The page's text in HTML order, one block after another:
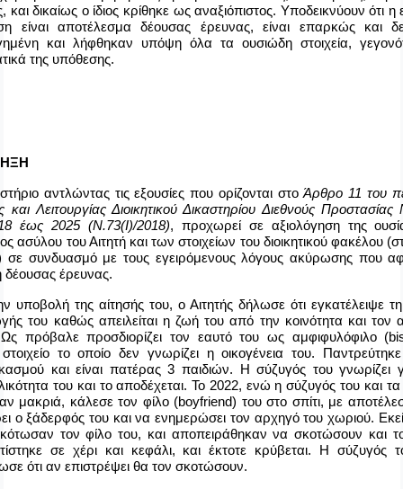
και δικαίως ο ίδιος κρίθηκε ως αναξιόπιστος. Υποδεικνύουν ότι η
είναι αποτέλεσμα δέουσας έρευνας, είναι επαρκώς και
και λήφθηκαν υπόψη όλα τα ουσιώδη στοιχεία,
της υπόθεσης.
αντλώντας τις εξουσίες που ορίζονται στοΆρθρο 11 του
και Λειτουργίας Διοικητικού Δικαστηρίου Διεθνούς
έως 2025 (Ν.73(Ι)/2018), προχωρεί σε αξιολόγηση της
ασύλου του Αιτητή και των στοιχείων του διοικητικού φακέλου
σε συνδυασμό με τους εγειρόμενους λόγους ακύρωσης που
δέουσας έρευνας.
υποβολή της αίτησής του, ο Αιτητής δήλωσε ότι εγκατέλειψε
του καθώς απειλείται η ζωή του από την κοινότητα και τον
πρόβαλε προσδιορίζει τον εαυτό του ως αμφιφυλόφιλο (
το οποίο δεν γνωρίζει η οικογένεια του.
και είναι πατέρας 3 παιδιών. Η σύζυγός του γνωρίζει
του και το αποδέχεται. Το 2022, ενώ η σύζυγός του και τα
μακριά, κάλεσε τον φίλο (boyfriend) του στο σπίτι, με
ο ξάδερφός του και να ενημερώσει τον αρχηγό του χωριού.
τον φίλο του, και αποπειράθηκαν να σκοτώσουν και
σε χέρι και κεφάλι, και έκτοτε κρύβεται. Η σύζυγός
ότι αν επιστρέψει θα τον σκοτώσουν.